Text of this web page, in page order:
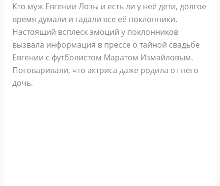
Кто муж Евгении Лозы и есть ли у неё дети, долгое
время думали и гадали все её поклонники.
Настоящий всплеск эмоций у поклонников
вызвала информация в прессе о тайной свадьбе
Евгении с футболистом Маратом Измайловым.
Поговаривали, что актриса даже родила от него
дочь.